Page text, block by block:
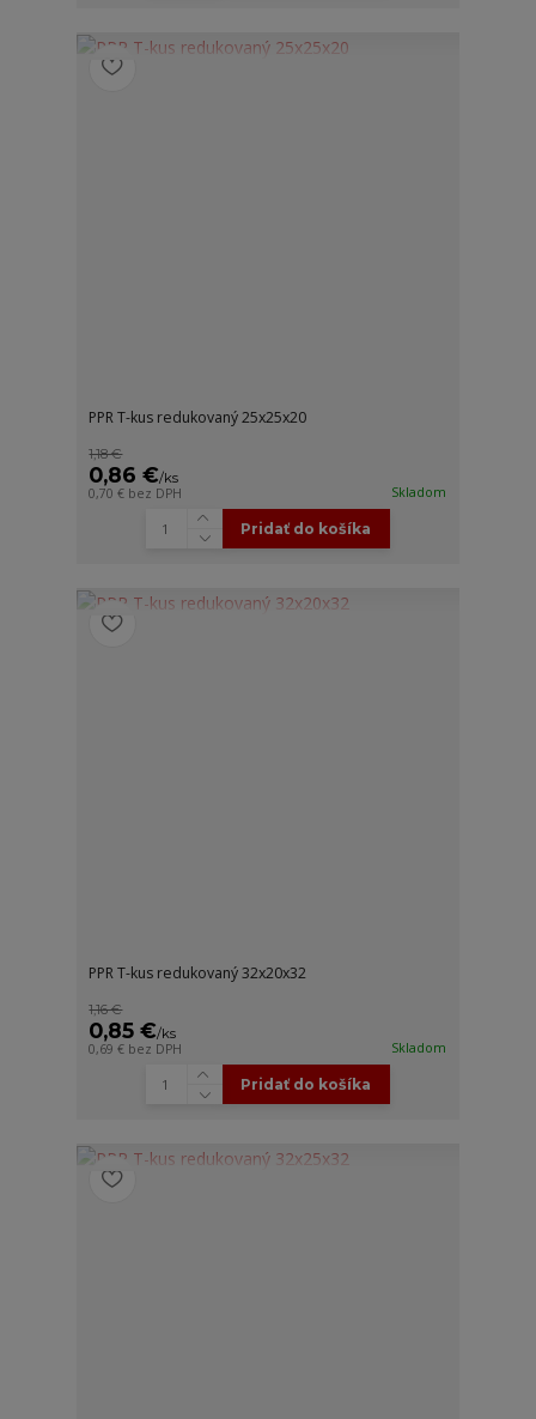
PPR T-kus redukovaný 25x25x20
1,18 €
0,86 €/ks
0,70 € bez DPH Skladom
Pridať do košíka
PPR T-kus redukovaný 32x20x32
1,16 €
0,85 €/ks
0,69 € bez DPH Skladom
Pridať do košíka